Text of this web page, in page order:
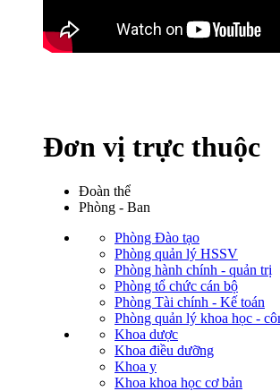
Đơn vị trực thuộc
Đoàn thể
Phòng - Ban
Phòng Đào tạo
Phòng quản lý HSSV
Phòng hành chính - quản trị
Phòng tổ chức cán bộ
Phòng Tài chính - Kế toán
Phòng quản lý khoa học -
Khoa dược
Khoa điều dưỡng
Khoa y
Khoa khoa học cơ bản